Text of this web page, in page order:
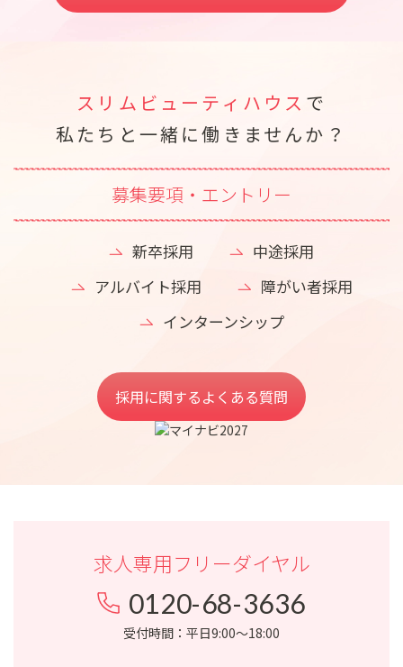
スリムビューティハウス で
私たちと一緒に働きませんか？
募集要項・エントリー
新卒採用
中途採⽤
アルバイト採用
障がい者採用
インターンシップ
採用に関するよくある質問
求人専用フリーダイヤル
0120-68-3636
受付時間：平日9:00〜18:00